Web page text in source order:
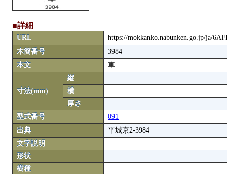
■詳細
URL
https://mokkanko.nabunken.go.jp/ja/
木簡番号
3984
本文
車
寸法(mm)
縦
横
厚さ
型式番号
091
出典
平城京2-3984
文字説明
形状
樹種